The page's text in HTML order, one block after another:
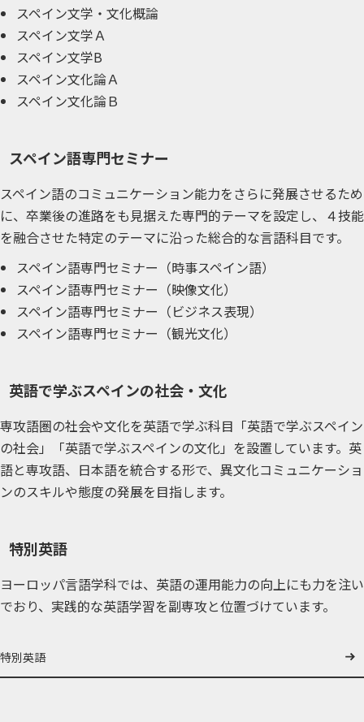
スペイン文学・文化概論
スペイン文学Ａ
スペイン文学B
スペイン文化論Ａ
スペイン文化論Ｂ
スペイン語専門セミナー
スペイン語のコミュニケーション能力をさらに発展させるため
に、卒業後の進路をも見据えた専門的テーマを設定し、４技能
を融合させた特定のテーマに沿った総合的な言語科目です。
スペイン語専門セミナー（時事スペイン語）
スペイン語専門セミナー（映像文化）
スペイン語専門セミナー（ビジネス表現）
スペイン語専門セミナー（観光文化）
英語で学ぶスペインの社会・文化
専攻語圏の社会や文化を英語で学ぶ科目「英語で学ぶスペイン
の社会」「英語で学ぶスペインの文化」を設置しています。英
語と専攻語、日本語を統合する形で、異文化コミュニケーショ
ンのスキルや態度の発展を目指します。
特別英語
ヨーロッパ言語学科では、英語の運用能力の向上にも力を注い
でおり、実践的な英語学習を副専攻と位置づけています。
特別英語